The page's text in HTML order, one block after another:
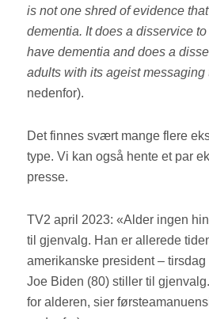
is not one shred of evidence
dementia. It does a disservice
have dementia and does a
adults with its ageist messaging
nedenfor).
Det finnes svært mange flere
type. Vi kan også hente et par
presse.
TV2 april 2023: «Alder ingen
til gjenvalg. Han er allerede
amerikanske president –
Joe Biden (80) stiller til
for alderen, sier